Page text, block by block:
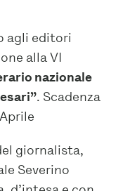
agli editori
alla VI
nazionale
. Scadenza
giornalista,
Severino